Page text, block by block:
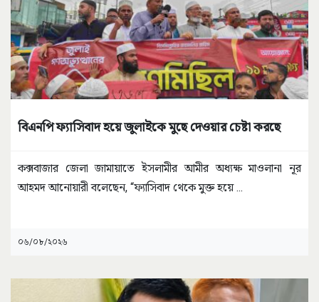
বিএনপি ফ্যাসিবাদ হয়ে জুলাইকে মুছে দেওয়ার চেষ্টা করছে
কক্সবাজার জেলা জামায়াতে ইসলামীর আমীর অধ্যক্ষ মাওলানা নূর
আহমদ আনোয়ারী বলেছেন, “ফ্যাসিবাদ থেকে মুক্ত হয়ে...
০৬/০৮/২০২৬